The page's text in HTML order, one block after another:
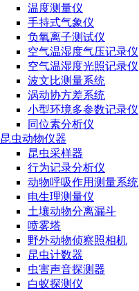
温度测量仪
手持式气象仪
负氧离子测试仪
空气温湿度气压记录仪
空气温湿度光照记录仪
波文比测量系统
涡动协方差系统
小型环境多参数记录仪
同位素分析仪
昆虫动物仪器
昆虫采样器
行为记录分析仪
动物呼吸作用测量系统
电生理测量仪
土壤动物分离漏斗
喷雾塔
野外动物侦察照相机
昆虫计数器
虫害声音探测器
白蚁探测仪